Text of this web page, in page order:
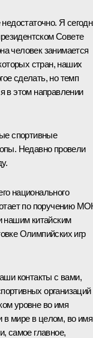
Я
Совете
человек занимается
стран, наших
сделать, но темп
в этом направлении
спортивные
Недавно провели
национального
по поручению
нашим китайским
Олимпийских игр
контакты с вами,
организаций
уровне во имя
в мире в целом, во имя
самое главное,